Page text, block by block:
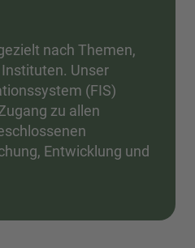
nach Themen,
Unser
(FIS)
zu allen
Entwicklung und